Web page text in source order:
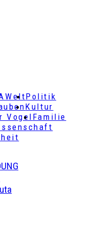
WeltPolitik
Kultur
VogelFamilie